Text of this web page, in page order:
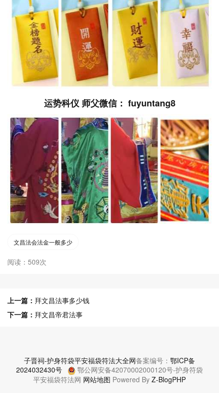
运势科仪 师父微信： fuyuntang8
文昌法会法金一般多少
阅读：509次
上一篇： 拜文昌法事多少钱
下一篇： 拜文昌帝君法事
子晋祠-护身符袋平安福袋符法大全网备案编号： 鄂ICP备
2024032430号
鄂公网安备42070002000120号-护身符袋
平安福袋符法网 网站地图 Powered By Z-BlogPHP